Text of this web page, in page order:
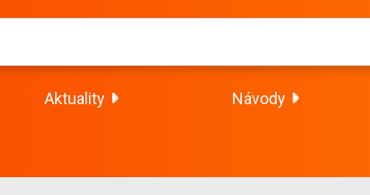
Aktuality Návody